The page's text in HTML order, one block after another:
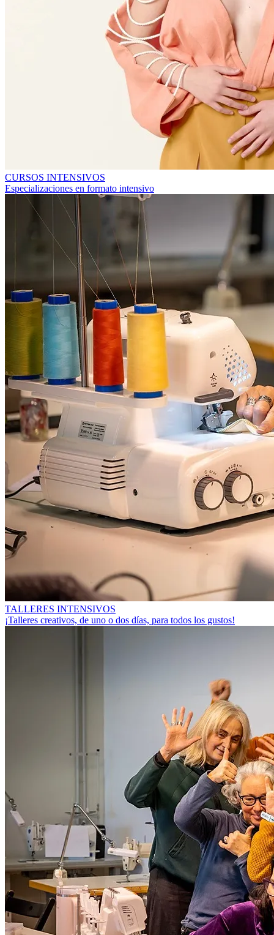
CURSOS INTENSIVOS
Especializaciones en formato intensivo
TALLERES INTENSIVOS
¡Talleres creativos, de uno o dos días, para todos los gustos!